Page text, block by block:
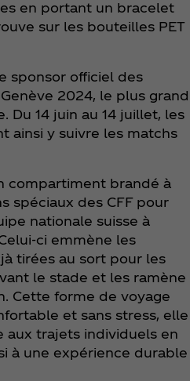
en portant un bracelet
sur les bouteilles PET
sponsor officiel des
2024, le plus grand
Du 14 juin au 14 juillet, les
ainsi y suivre les matchs
compartiment brandé à
spéciaux des CFF pour
nationale suisse à
ci emmène les
tirées au sort pour les
le stade et les ramène
Cette forme de voyage
et sans stress, elle
aux trajets individuels en
à une expérience durable